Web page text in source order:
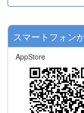
スマートフォン
AppStore